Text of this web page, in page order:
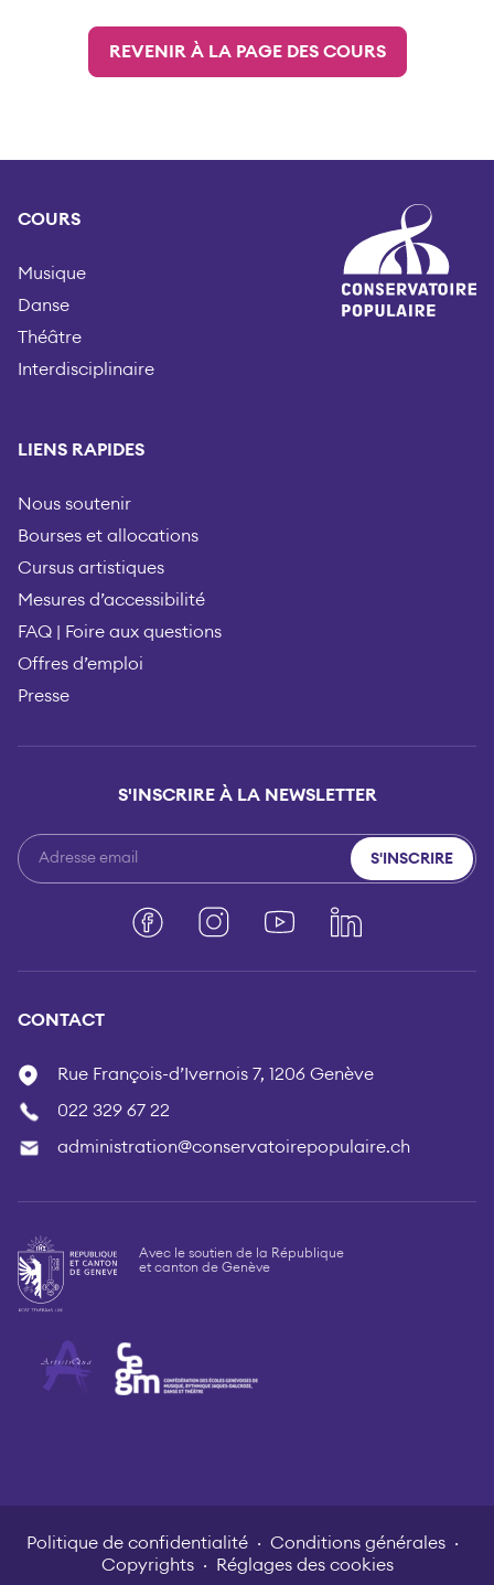
REVENIR À LA PAGE DES COURS
COURS
Musique
Danse
Théâtre
Interdisciplinaire
LIENS RAPIDES
Nous soutenir
Bourses et allocations
Cursus artistiques
Mesures d’accessibilité
FAQ | Foire aux questions
Offres d’emploi
Presse
S'INSCRIRE À LA NEWSLETTER
S'INSCRIRE
FacebookInstagramYouTubeLinkedIn
CONTACT
Rue François-d’Ivernois 7, 1206 Genève
022 329 67 22
administration@conservatoirepopulaire.ch
Avec le soutien de la République
et canton de Genève
Politique de confidentialité
Conditions générales
Copyrights
Réglages des cookies